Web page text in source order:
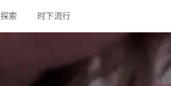
探索 时下流行